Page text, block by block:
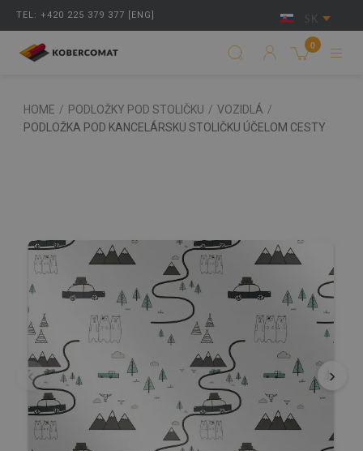
TEL: +420 225 379 377 [ENG] SK
0
HOME / PODLOŽKY POD STOLIČKU / VOZIDLÁ /
PODLOŽKA POD KANCELÁRSKU STOLIČKU ÚČELOM CESTY
‹ ›